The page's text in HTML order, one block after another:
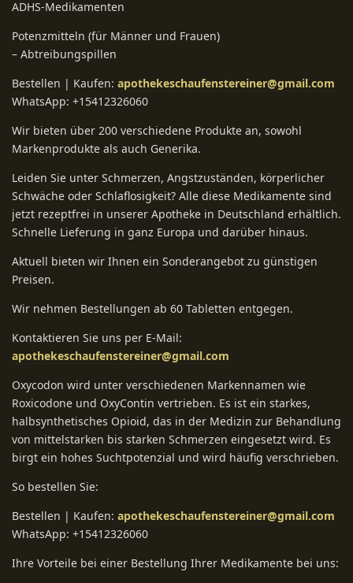
ADHS-Medikamenten
Potenzmitteln (für Männer und Frauen)
– Abtreibungspillen
Bestellen | Kaufen: apothekeschaufenstereiner@gmail.com
WhatsApp: +15412326060
Wir bieten über 200 verschiedene Produkte an, sowohl
Markenprodukte als auch Generika.
Leiden Sie unter Schmerzen, Angstzuständen, körperlicher
Schwäche oder Schlaflosigkeit? Alle diese Medikamente sind
jetzt rezeptfrei in unserer Apotheke in Deutschland erhältlich.
Schnelle Lieferung in ganz Europa und darüber hinaus.
Aktuell bieten wir Ihnen ein Sonderangebot zu günstigen
Preisen.
Wir nehmen Bestellungen ab 60 Tabletten entgegen.
Kontaktieren Sie uns per E-Mail:
apothekeschaufenstereiner@gmail.com
Oxycodon wird unter verschiedenen Markennamen wie
Roxicodone und OxyContin vertrieben. Es ist ein starkes,
halbsynthetisches Opioid, das in der Medizin zur Behandlung
von mittelstarken bis starken Schmerzen eingesetzt wird. Es
birgt ein hohes Suchtpotenzial und wird häufig verschrieben.
So bestellen Sie:
Bestellen | Kaufen: apothekeschaufenstereiner@gmail.com
WhatsApp: +15412326060
Ihre Vorteile bei einer Bestellung Ihrer Medikamente bei uns: